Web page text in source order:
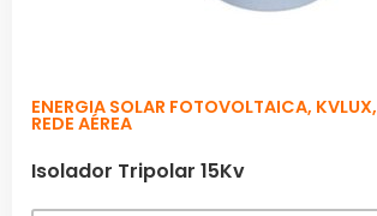
ENERGIA SOLAR FOTOVOLTAICA, KVLUX,
REDE AÉREA
Isolador Tripolar 15Kv